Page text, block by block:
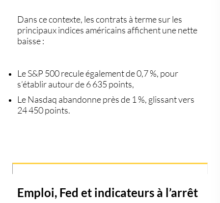
Dans ce contexte, les contrats à terme sur les
principaux indices américains affichent une nette
baisse:
LeS&P 500 recule également de 0,7 %, pour
s’établir autour de6 635 points,
LeNasdaq abandonne près de 1 %, glissant vers
24 450 points.
Emploi, Fed et indicateurs à l’arrêt